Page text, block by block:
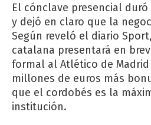
El cónclave presencial
y dejó en claro que la
Según reveló el diario
catalana presentará en
formal al Atlético de
millones de euros más
que el cordobés es la
institución.